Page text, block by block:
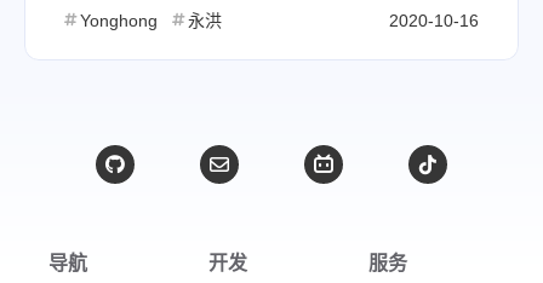
Yonghong 永洪 2020-10-16
导航 开发 服务